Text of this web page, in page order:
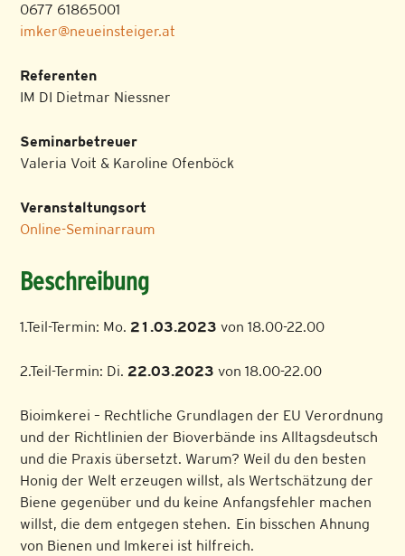
0677 61865001
imker@neueinsteiger.at
Referenten
IM DI Dietmar Niessner
Seminarbetreuer
Valeria Voit & Karoline Ofenböck
Veranstaltungsort
Online-Seminarraum
Beschreibung
1.Teil-Termin: Mo. 21.03.2023 von 18.00-22.00
2.Teil-Termin: Di. 22.03.2023 von 18.00-22.00
Bioimkerei – Rechtliche Grundlagen der EU Verordnung
und der Richtlinien der Bioverbände ins Alltagsdeutsch
und die Praxis übersetzt. Warum? Weil du den besten
Honig der Welt erzeugen willst, als Wertschätzung der
Biene gegenüber und du keine Anfangsfehler machen
willst, die dem entgegen stehen. Ein bisschen Ahnung
von Bienen und Imkerei ist hilfreich.